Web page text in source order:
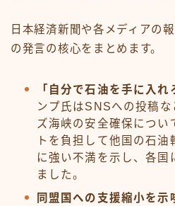
日本経済新聞や各メディアの
の発言の核心をまとめます。
「自分で石油を手に入
ンプ氏はSNSへの投稿
ズ海峡の安全確保につい
トを負担して他国の石
に強い不満を示し、各国
ました。
同盟国への支援縮小を示